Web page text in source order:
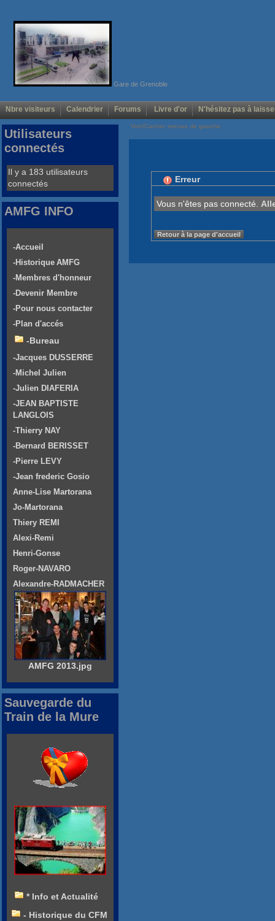
Gare de Grenoble
Nbre visiteurs Calendrier Forums Livre d'or N'hésitez pas à
Voir/Cacher menus de gauche
Erreur
Vous n'êtes pas connecté.
Retour à la page d'accueil
Utilisateurs
connectés
Il y a 183 utilisateurs
connectés
AMFG INFO
-Accueil
-Historique AMFG
-Membres d'honneur
-Devenir Membre
-Pour nous contacter
-Plan d'accés
-Bureau
-Jacques DUSSERRE
-Michel Julien
-Julien DIAFERIA
-JEAN BAPTISTE
LANGLOIS
-Thierry NAY
-Bernard BERISSET
-Pierre LEVY
-Jean frederic Gosio
Anne-Lise Martorana
Jo-Martorana
Thiery REMI
Alexi-Remi
Henri-Gonse
Roger-NAVARO
Alexandre-RADMACHER
AMFG 2013.jpg
Sauvegarde du
Train de la Mure
* Info et Actualité
- Historique du CFM